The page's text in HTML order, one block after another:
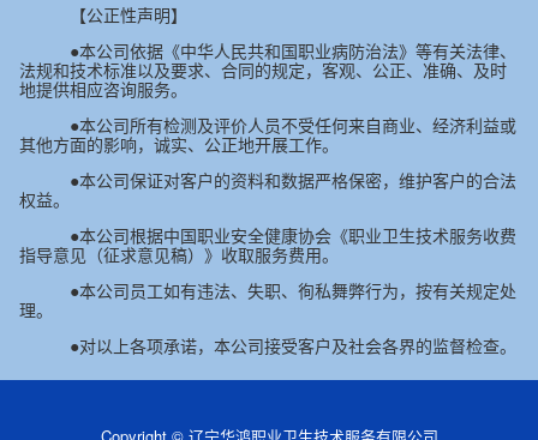
【公正性声明】
●本公司依据《中华人民共和国职业病防治法》等有关法律、
法规和技术标准以及要求、合同的规定，客观、公正、准确、及时
地提供相应咨询服务。
●本公司所有检测及评价人员不受任何来自商业、经济利益或
其他方面的影响，诚实、公正地开展工作。
●本公司保证对客户的资料和数据严格保密，维护客户的合法
权益。
●本公司根据中国职业安全健康协会《职业卫生技术服务收费
指导意见（征求意见稿）》收取服务费用。
●本公司员工如有违法、失职、徇私舞弊行为，按有关规定处
理。
●对以上各项承诺，本公司接受客户及社会各界的监督检查。
Copyright © 辽宁华鸿职业卫生技术服务有限公司